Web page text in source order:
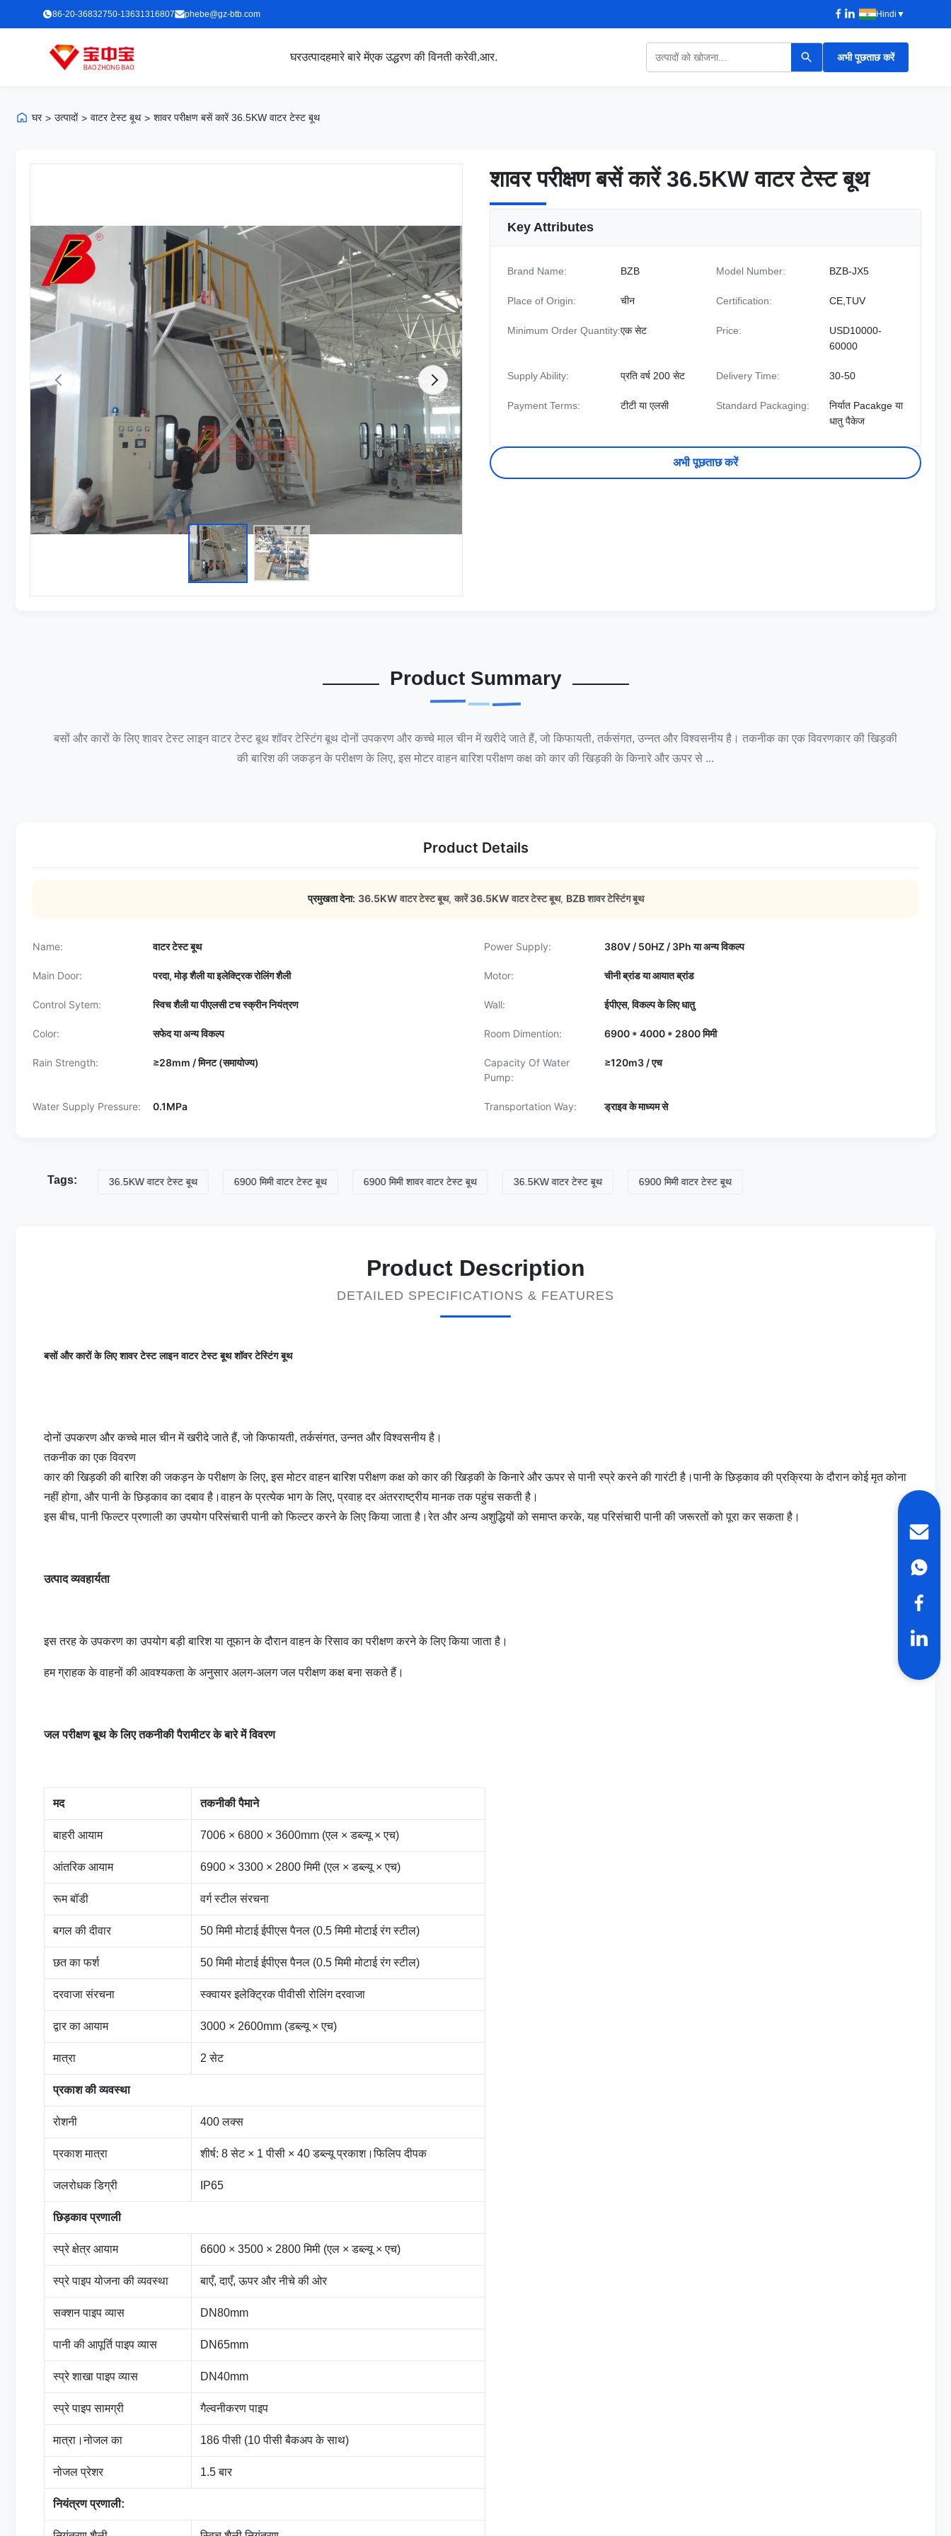
86-20-36832750-13631316807 phebe@gz-btb.com Hindi ▼
घरउत्पादहमारे बारे मेंएक उद्धरण की विनती करेवी.आर. अभी पूछताछ करें
घर > उत्पादों > वाटर टेस्ट बूथ > शावर परीक्षण बसें कारें 36.5KW वाटर टेस्ट बूथ
शावर परीक्षण बसें कारें 36.5KW वाटर टेस्ट बूथ
शावर परीक्षण बसें कारें 36.5KW वाटर टेस्ट बूथ
Key Attributes
Brand Name: BZB Model Number: BZB-JX5
Place of Origin: चीन Certification: CE,TUV
Minimum Order Quantity:एक सेट Price:
USD10000-
60000
Supply Ability: प्रति वर्ष 200 सेट Delivery Time: 30-50
Payment Terms: टीटी या एलसी Standard Packaging:
निर्यात Pacakge या
धातु पैकेज
अभी पूछताछ करें
Product Summary
बसों और कारों के लिए शावर टेस्ट लाइन वाटर टेस्ट बूथ शॉवर टेस्टिंग बूथ दोनों उपकरण और कच्चे माल चीन में खरीदे जाते हैं, जो किफायती, तर्कसंगत, उन्नत और विश्वसनीय है। तकनीक का एक विवरणकार की खिड़की
की बारिश की जकड़न के परीक्षण के लिए, इस मोटर वाहन बारिश परीक्षण कक्ष को कार की खिड़की के किनारे और ऊपर से ...
Product Details
प्रमुखता देना: 36.5KW वाटर टेस्ट बूथ,कारें 36.5KW वाटर टेस्ट बूथ, BZB शावर टेस्टिंग बूथ
Name: वाटर टेस्ट बूथ Power Supply: 380V / 50HZ / 3Ph या अन्य विकल्प
Main Door: परदा, मोड़ शैली या इलेक्ट्रिक रोलिंग शैली Motor: चीनी ब्रांड या आयात ब्रांड
Control Sytem: स्विच शैली या पीएलसी टच स्क्रीन नियंत्रण Wall: ईपीएस, विकल्प के लिए धातु
Color: सफेद या अन्य विकल्प Room Dimention: 6900 * 4000 * 2800 मिमी
Rain Strength: ≥28mm / मिनट (समायोज्य)
Capacity Of Water
Pump:
≥120m3 / एच
Water Supply Pressure: 0.1MPa Transportation Way: ड्राइव के माध्यम से
Tags: 36.5KW वाटर टेस्ट बूथ 6900 मिमी वाटर टेस्ट बूथ 6900 मिमी शावर वाटर टेस्ट बूथ 36.5KW वाटर टेस्ट बूथ 6900 मिमी वाटर टेस्ट बूथ
Product Description
DETAILED SPECIFICATIONS & FEATURES
बसों और कारों के लिए शावर टेस्ट लाइन वाटर टेस्ट बूथ शॉवर टेस्टिंग बूथ
दोनों उपकरण और कच्चे माल चीन में खरीदे जाते हैं, जो किफायती, तर्कसंगत, उन्नत और विश्वसनीय है।
तकनीक का एक विवरण
कार की खिड़की की बारिश की जकड़न के परीक्षण के लिए, इस मोटर वाहन बारिश परीक्षण कक्ष को कार की खिड़की के किनारे और ऊपर से पानी स्प्रे करने की गारंटी है।पानी के छिड़काव की प्रक्रिया के दौरान कोई मृत कोना
नहीं होगा, और पानी के छिड़काव का दबाव है।वाहन के प्रत्येक भाग के लिए, प्रवाह दर अंतरराष्ट्रीय मानक तक पहुंच सकती है।
इस बीच, पानी फिल्टर प्रणाली का उपयोग परिसंचारी पानी को फिल्टर करने के लिए किया जाता है।रेत और अन्य अशुद्धियों को समाप्त करके, यह परिसंचारी पानी की जरूरतों को पूरा कर सकता है।
उत्पाद व्यवहार्यता
इस तरह के उपकरण का उपयोग बड़ी बारिश या तूफान के दौरान वाहन के रिसाव का परीक्षण करने के लिए किया जाता है।
हम ग्राहक के वाहनों की आवश्यकता के अनुसार अलग-अलग जल परीक्षण कक्ष बना सकते हैं।
जल परीक्षण बूथ के लिए तकनीकी पैरामीटर के बारे में विवरण
मद तकनीकी पैमाने
बाहरी आयाम 7006 × 6800 × 3600mm (एल × डब्ल्यू × एच)
आंतरिक आयाम 6900 × 3300 × 2800 मिमी (एल × डब्ल्यू × एच)
रूम बॉडी वर्ग स्टील संरचना
बगल की दीवार 50 मिमी मोटाई ईपीएस पैनल (0.5 मिमी मोटाई रंग स्टील)
छत का फर्श 50 मिमी मोटाई ईपीएस पैनल (0.5 मिमी मोटाई रंग स्टील)
दरवाजा संरचना स्क्वायर इलेक्ट्रिक पीवीसी रोलिंग दरवाजा
द्वार का आयाम 3000 × 2600mm (डब्ल्यू × एच)
मात्रा 2 सेट
प्रकाश की व्यवस्था
रोशनी 400 लक्स
प्रकाश मात्रा शीर्ष: 8 सेट × 1 पीसी × 40 डब्ल्यू प्रकाश।फिलिप दीपक
जलरोधक डिग्री IP65
छिड़काव प्रणाली
स्प्रे क्षेत्र आयाम 6600 × 3500 × 2800 मिमी (एल × डब्ल्यू × एच)
स्प्रे पाइप योजना की व्यवस्था बाएँ, दाएँ, ऊपर और नीचे की ओर
सक्शन पाइप व्यास DN80mm
पानी की आपूर्ति पाइप व्यास DN65mm
स्प्रे शाखा पाइप व्यास DN40mm
स्प्रे पाइप सामग्री गैल्वनीकरण पाइप
मात्रा।नोजल का 186 पीसी (10 पीसी बैकअप के साथ)
नोजल प्रेशर 1.5 बार
नियंत्रण प्रणाली: